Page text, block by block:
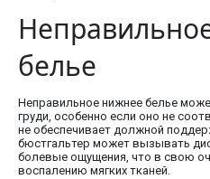
белье
Неправильное нижнее белье
груди, особенно если оно не
не обеспечивает должной
бюстгальтер может вызывать
болевые ощущения, что в свою
воспалению мягких тканей.